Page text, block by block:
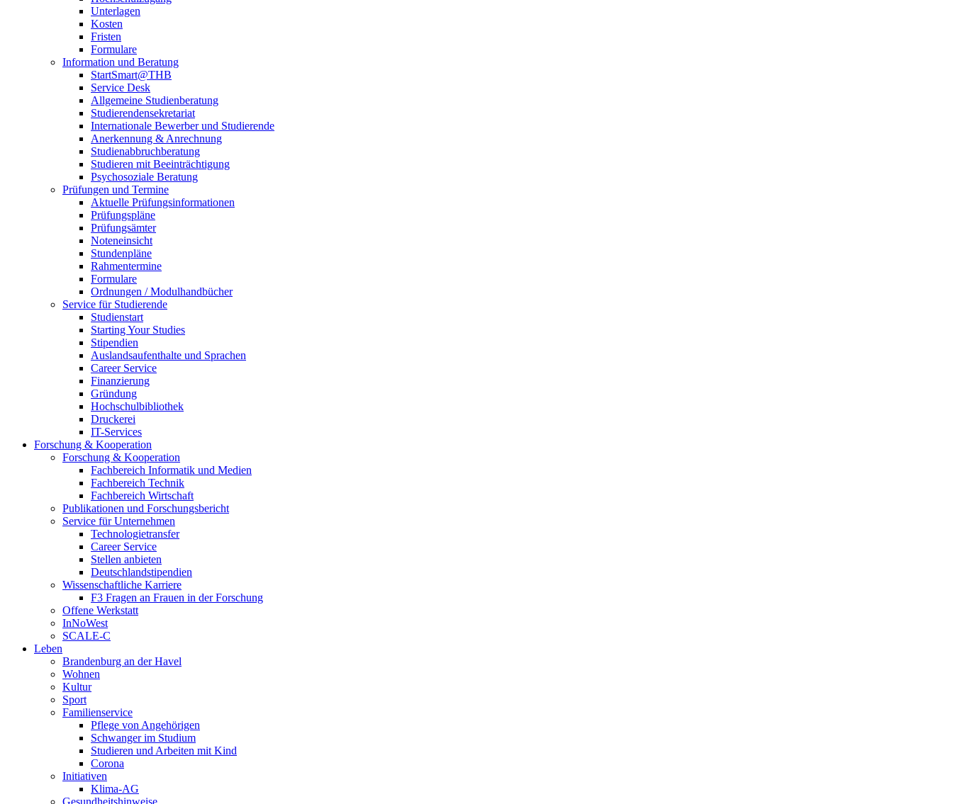
Unterlagen
Kosten
Fristen
Formulare
Information und Beratung
StartSmart@THB
Service Desk
Allgemeine Studienberatung
Studierendensekretariat
Internationale Bewerber und Studierende
Anerkennung & Anrechnung
Studienabbruchberatung
Studieren mit Beeinträchtigung
Psychosoziale Beratung
Prüfungen und Termine
Aktuelle Prüfungsinformationen
Prüfungspläne
Prüfungsämter
Noteneinsicht
Stundenpläne
Rahmentermine
Formulare
Ordnungen / Modulhandbücher
Service für Studierende
Studienstart
Starting Your Studies
Stipendien
Auslandsaufenthalte und Sprachen
Career Service
Finanzierung
Gründung
Hochschulbibliothek
Druckerei
IT-Services
Forschung & Kooperation
Forschung & Kooperation
Fachbereich Informatik und Medien
Fachbereich Technik
Fachbereich Wirtschaft
Publikationen und Forschungsbericht
Service für Unternehmen
Technologietransfer
Career Service
Stellen anbieten
Deutschlandstipendien
Wissenschaftliche Karriere
F3 Fragen an Frauen in der Forschung
Offene Werkstatt
InNoWest
SCALE-C
Leben
Brandenburg an der Havel
Wohnen
Kultur
Sport
Familienservice
Pflege von Angehörigen
Schwanger im Studium
Studieren und Arbeiten mit Kind
Corona
Initiativen
Klima-AG
Gesundheitshinweise